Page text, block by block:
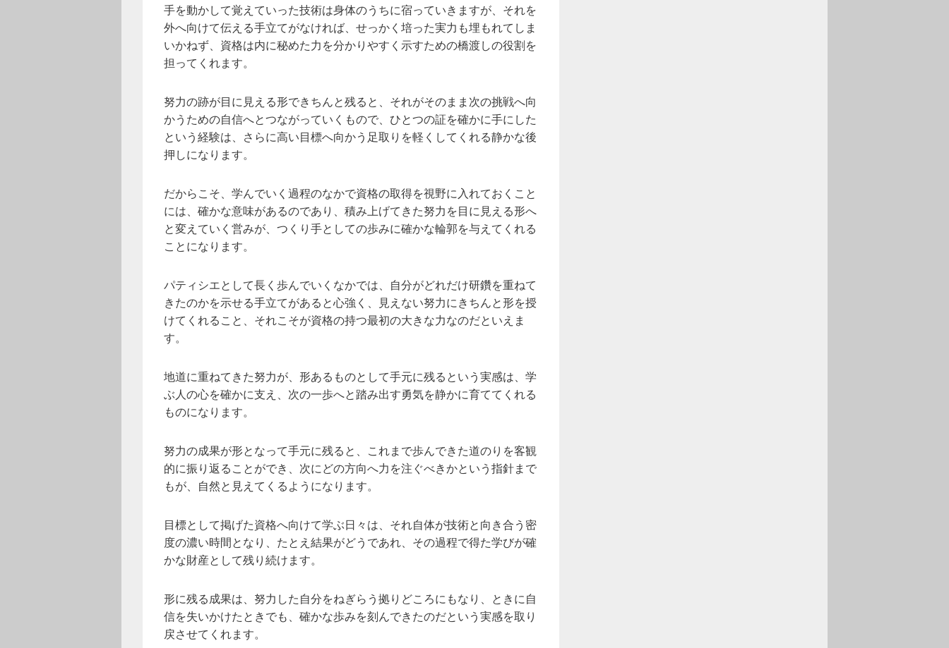
手を動かして覚えていった技術は身体のうちに宿っていきますが、それを
外へ向けて伝える手立てがなければ、せっかく培った実力も埋もれてしま
いかねず、資格は内に秘めた力を分かりやすく示すための橋渡しの役割を
担ってくれます。
努力の跡が目に見える形できちんと残ると、それがそのまま次の挑戦へ向
かうための自信へとつながっていくもので、ひとつの証を確かに手にした
という経験は、さらに高い目標へ向かう足取りを軽くしてくれる静かな後
押しになります。
だからこそ、学んでいく過程のなかで資格の取得を視野に入れておくこと
には、確かな意味があるのであり、積み上げてきた努力を目に見える形へ
と変えていく営みが、つくり手としての歩みに確かな輪郭を与えてくれる
ことになります。
パティシエとして長く歩んでいくなかでは、自分がどれだけ研鑽を重ねて
きたのかを示せる手立てがあると心強く、見えない努力にきちんと形を授
けてくれること、それこそが資格の持つ最初の大きな力なのだといえま
す。
地道に重ねてきた努力が、形あるものとして手元に残るという実感は、学
ぶ人の心を確かに支え、次の一歩へと踏み出す勇気を静かに育ててくれる
ものになります。
努力の成果が形となって手元に残ると、これまで歩んできた道のりを客観
的に振り返ることができ、次にどの方向へ力を注ぐべきかという指針まで
もが、自然と見えてくるようになります。
目標として掲げた資格へ向けて学ぶ日々は、それ自体が技術と向き合う密
度の濃い時間となり、たとえ結果がどうであれ、その過程で得た学びが確
かな財産として残り続けます。
形に残る成果は、努力した自分をねぎらう拠りどころにもなり、ときに自
信を失いかけたときでも、確かな歩みを刻んできたのだという実感を取り
戻させてくれます。